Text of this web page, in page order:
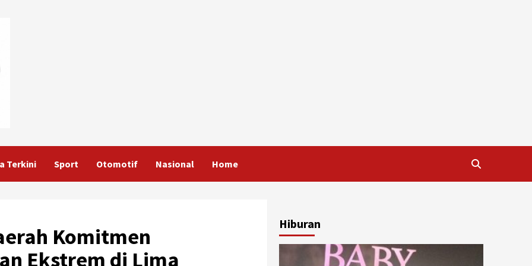
Terkini Sport Otomotif Nasional Home
Komitmen
Ekstrem di Lima
Hiburan